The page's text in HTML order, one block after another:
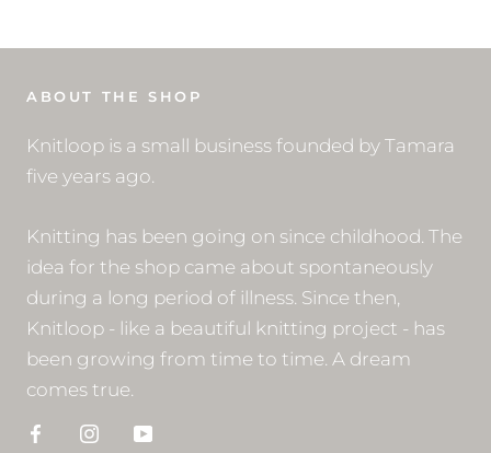
ABOUT THE SHOP
Knitloop is a small business founded by Tamara
five years ago.
Knitting has been going on since childhood. The
idea for the shop came about spontaneously
during a long period of illness. Since then,
Knitloop - like a beautiful knitting project - has
been growing from time to time. A dream
comes true.